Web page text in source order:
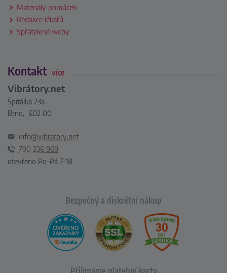
Materiály pomůcek
Redakce lékařů
Spřátelené weby
Kontakt více
Vibrátory.net
Špitálka 23a
Brno, 602 00
info@vibratory.net
790 236 969
otevřeno Po–Pá 7–18
Bezpečný a diskrétní nákup
Přijímáme platební karty